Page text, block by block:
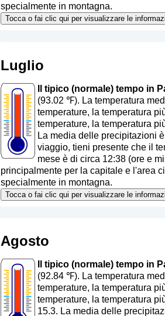
specialmente in montagna.
Tocca o fai clic qui per visualizzare le
Luglio
Il tipico (normale) tempo in
(93.02 ℉). La temperatura
temperature, la temperatura
temperature, la temperatura
La media delle precipitazioni
viaggio, tieni presente che il
mese è di circa 12:38 (ore e
principalmente per la capitale e l'area
specialmente in montagna.
Tocca o fai clic qui per visualizzare le
Agosto
Il tipico (normale) tempo in
(92.84 ℉). La temperatura
temperature, la temperatura
temperature, la temperatura
15.3. La media delle